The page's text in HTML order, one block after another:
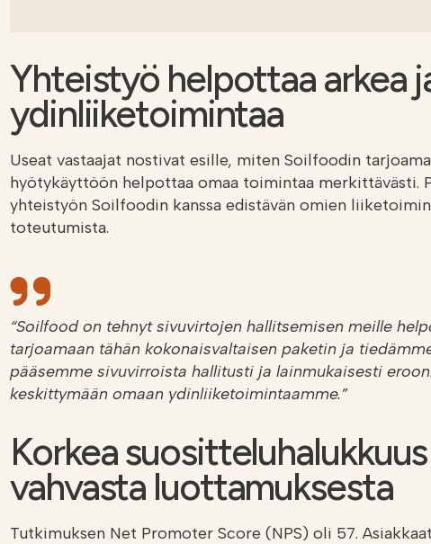
Yhteistyö helpottaa arkea
ydinliiketoimintaa
Useat vastaajat nostivat esille, miten Soilfoodin
hyötykäyttöön helpottaa omaa toimintaa merkittävästi.
yhteistyön Soilfoodin kanssa edistävän omien
toteutumista.
“Soilfood on tehnyt sivuvirtojen hallitsemisen meille
tarjoamaan tähän kokonaisvaltaisen paketin ja
pääsemme sivuvirroista hallitusti ja lainmukaisesti
keskittymään omaan ydinliiketoimintaamme.”
Korkea
vahvasta luottamuksesta
Tutkimuksen Net Promoter Score (NPS) oli 57.